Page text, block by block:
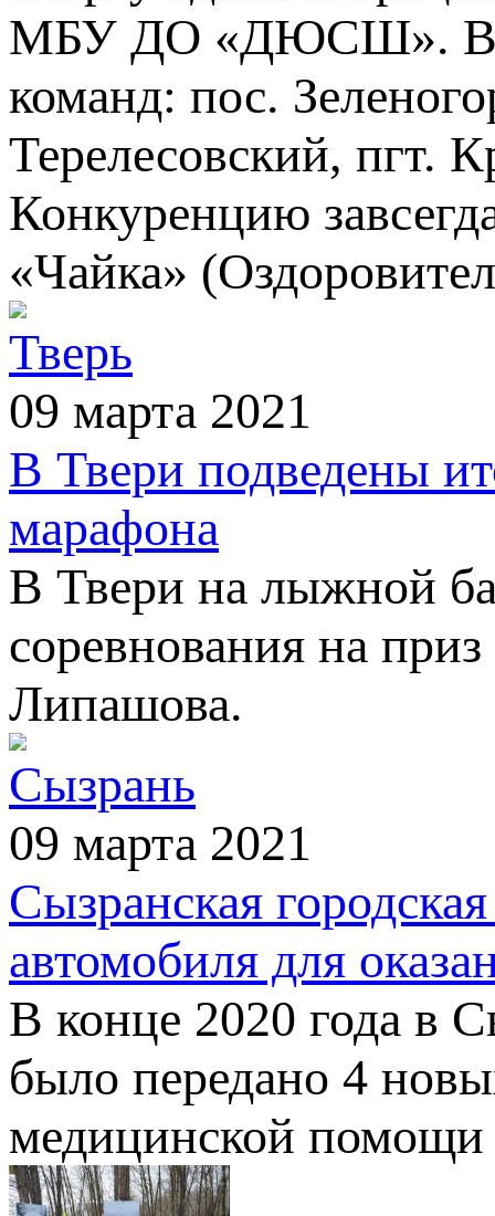
МБУ ДО «ДЮСШ». В
команд: пос.
Терелесовский, пгт.
Конкуренцию
«Чайка»
Тверь
09 марта 2021
В Твери подведены
марафона
В Твери на лыжной
соревнования на
Липашова.
Сызрань
09 марта 2021
Сызранская
автомобиля для
В конце 2020 года в
было передано 4
медицинской помощи